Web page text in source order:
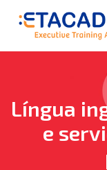
Língua
e